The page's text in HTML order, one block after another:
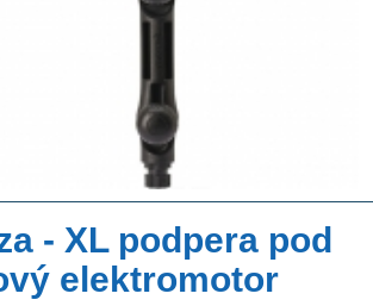
- XL podpera pod
elektromotor